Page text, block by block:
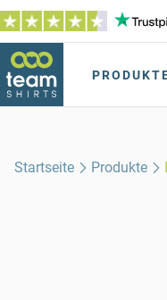
Startseite Produkte